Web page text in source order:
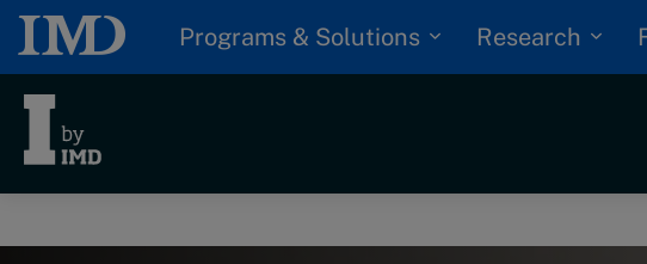
Programs & Solutions Research